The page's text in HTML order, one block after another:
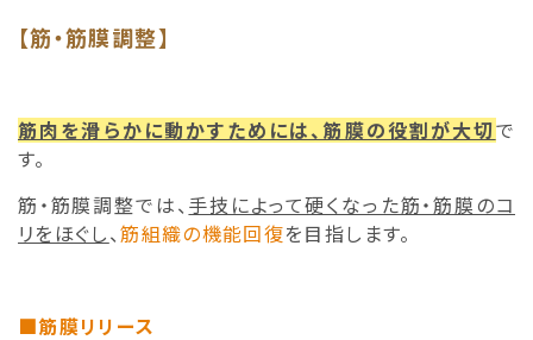
【筋・筋膜調整】
筋肉を滑らかに動かすためには、筋膜の役割が大切で
す。
筋・筋膜調整では、 手技によって硬くなった筋・筋膜のコ
リをほぐし、筋組織の機能回復を目指します。
■筋膜リリース